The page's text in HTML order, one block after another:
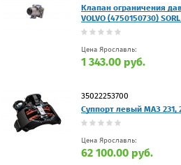
Клапан ограничения
VOLVO (4750150730)
Цена Ярославль:
1 343.00 руб.
35022253700
Суппорт левый МАЗ 231,
Цена Ярославль:
62 100.00 руб.